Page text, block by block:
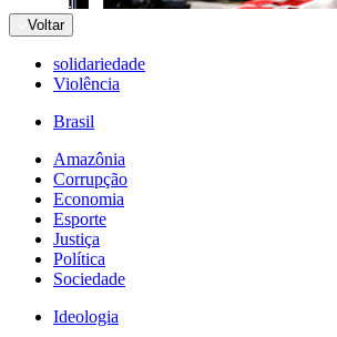
Voltar
solidariedade
Violência
Brasil
Amazônia
Corrupção
Economia
Esporte
Justiça
Política
Sociedade
Ideologia